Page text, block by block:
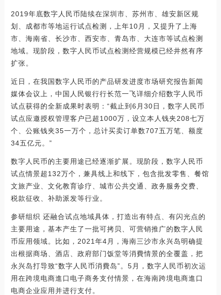
2019年底数字人民币陆续在深圳市、苏州市、雄安新区规
划、成都市等地运行试点检测，上年10月，又提升了上海
市、海南省、长沙市、西安市、青岛市、大连市等试点检测
地域。现阶段，数字人民币试点检测经营规模已经井然有序
扩张。
近日，在我国数字人民币的产品研发进度市场研究报告新闻
媒体会议上，中国人民银行行长范一飞详细介绍数字人民币
试点获得的全新成果时表明：“截止到6月30日，数字人民币
试点应邀授权管理客户已超1000万，设立本人钱夹208七万
个、公账钱夹35一万个，总计买卖订单数707五万笔、额度
34五亿元。”
数字人民币的主要用途已经逐渐扩展。现阶段，数字人民币
试点情景超132万个，兼具线上和线下，包含批发零售、餐馆
文旅产业、文化教育诊疗、城市公共交通、政务服务交费、
税款征收、补助派发等行业。
参研组织 还融合试点地域具体，打造出有特点、有闪光点的
主要用途，基本产生了一批可拷贝、可营销推广的数字人民
币应用领域。比如，2021年4月，海南三沙市永兴岛明确提
出根据商场、酒店、政府部门饭堂等消費情景的全覆盖，把
永兴岛打导致“数字人民币消費岛”。5月，数字人民币初次运
用在跨境电商進口电子商务支付情景，在海南跨境电商進口
电商企业应用并进行支付。